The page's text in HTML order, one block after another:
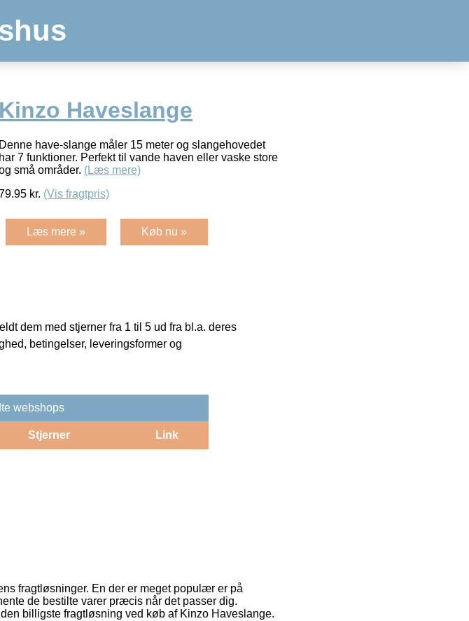
Kinzo Haveslange
Denne have-slange måler 15 meter og slangehovedet
har 7 funktioner. Perfekt til vande haven eller vaske store
små områder. (Læs mere)
kr. (Vis fragtpris)
Læs mere » Køb nu »
dem med stjerner fra 1 til 5 ud fra bl.a. deres
betingelser, leveringsformer og
webshops
Stjerner Link
fragtløsninger. En der er meget populær er på
de bestilte varer præcis når det passer dig.
billigste fragtløsning ved køb af Kinzo Haveslange.